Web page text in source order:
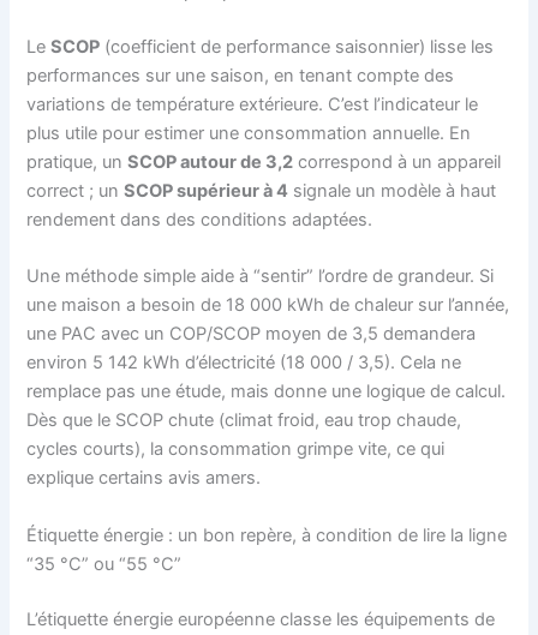
LeSCOP (coefficient de performance saisonnier) lisse les
performances sur une saison, en tenant compte des
variations de température extérieure. C’est l’indicateur le
plus utile pour estimer une consommation annuelle. En
pratique, unSCOP autour de 3,2 correspond à un appareil
correct ; unSCOP supérieur à 4 signale un modèle à haut
rendement dans des conditions adaptées.
Une méthode simple aide à “sentir” l’ordre de grandeur. Si
une maison a besoin de 18 000 kWh de chaleur sur l’année,
une PAC avec un COP/SCOP moyen de 3,5 demandera
environ 5 142 kWh d’électricité (18 000 / 3,5). Cela ne
remplace pas une étude, mais donne une logique de calcul.
Dès que le SCOP chute (climat froid, eau trop chaude,
cycles courts), la consommation grimpe vite, ce qui
explique certains avis amers.
Étiquette énergie : un bon repère, à condition de lire la ligne
“35 °C” ou “55 °C”
L’étiquette énergie européenne classe les équipements de